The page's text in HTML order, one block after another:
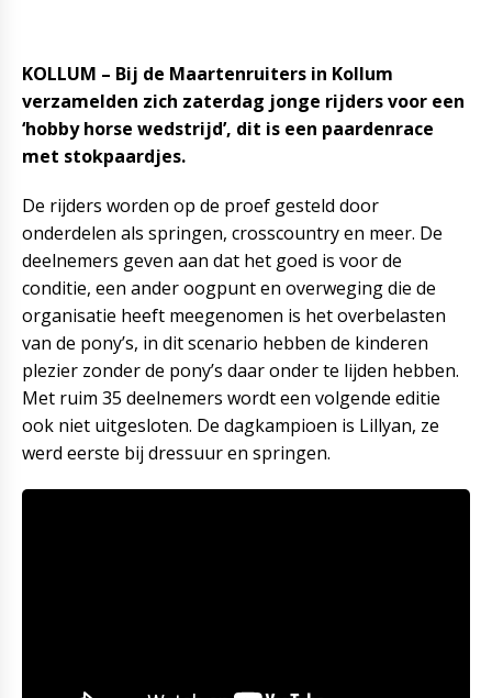
KOLLUM – Bij de Maartenruiters in Kollum
verzamelden zich zaterdag jonge rijders voor een
‘hobby horse wedstrijd’, dit is een paardenrace
met stokpaardjes.
De rijders worden op de proef gesteld door
onderdelen als springen, crosscountry en meer. De
deelnemers geven aan dat het goed is voor de
conditie, een ander oogpunt en overweging die de
organisatie heeft meegenomen is het overbelasten
van de pony’s, in dit scenario hebben de kinderen
plezier zonder de pony’s daar onder te lijden hebben.
Met ruim 35 deelnemers wordt een volgende editie
ook niet uitgesloten. De dagkampioen is Lillyan, ze
werd eerste bij dressuur en springen.